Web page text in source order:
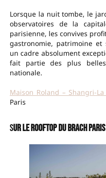
Lorsque la nuit tombe, le
observatoires de la
parisienne, les convives
gastronomie, patrimoine et
un cadre absolument
fait partie des plus
nationale.
Maison Roland – Shangri-La
Paris
Sur le rooftop du Brach Paris